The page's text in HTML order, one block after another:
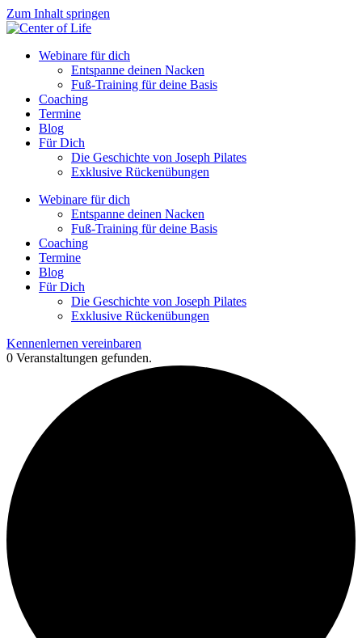
Zum Inhalt springen
Webinare für dich
Entspanne deinen Nacken
Fuß-Training für deine Basis
Coaching
Termine
Blog
Für Dich
Die Geschichte von Joseph Pilates
Exklusive Rückenübungen
Webinare für dich
Entspanne deinen Nacken
Fuß-Training für deine Basis
Coaching
Termine
Blog
Für Dich
Die Geschichte von Joseph Pilates
Exklusive Rückenübungen
Kennenlernen vereinbaren
0 Veranstaltungen gefunden.